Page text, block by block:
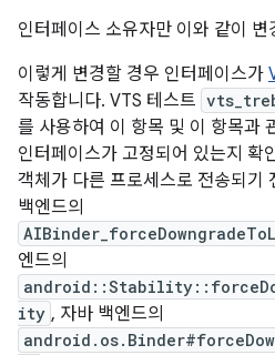
인터페이스 소유자만 이와 같이 변
이렇게 변경할 경우 인터페이스가
작동합니다. VTS 테스트
를 사용하여 이 항목 및 이 항목과
인터페이스가 고정되어 있는지 확
객체가 다른 프로세스로 전송되기
백엔드의
엔드의
ity , 자바 백엔드의